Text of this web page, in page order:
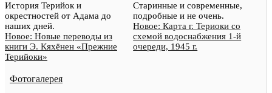
История Терийок и
окрестностей от Адама до
наших дней.
Новое: Новые переводы из
книги Э. Кяхёнен «Прежние
Терийоки»
Старинные и современные,
подробные и не очень.
Новое: Карта г. Териоки со
схемой водоснабжения 1-й
очереди, 1945 г.
Фотогалерея